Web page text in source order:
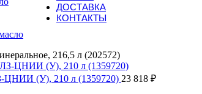
ДОСТАВКА
КОНТАКТЫ
216,5 л (202572)
ЦНИИ (У), 210 л (1359720) 23 818 ₽